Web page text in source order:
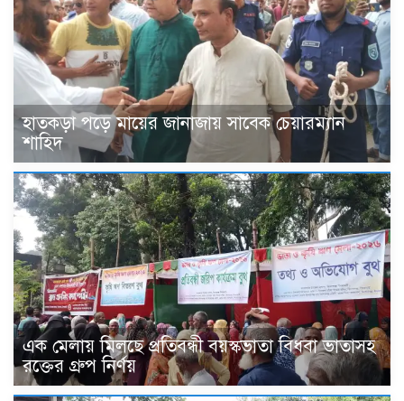
হাতকড়া পড়ে মায়ের জানাজায় সাবেক চেয়ারম্যান
শাহিদ
এক মেলায় মিলছে প্রতিবন্ধী বয়স্কভাতা বিধবা ভাতাসহ
রক্তের গ্রুপ নির্ণয়